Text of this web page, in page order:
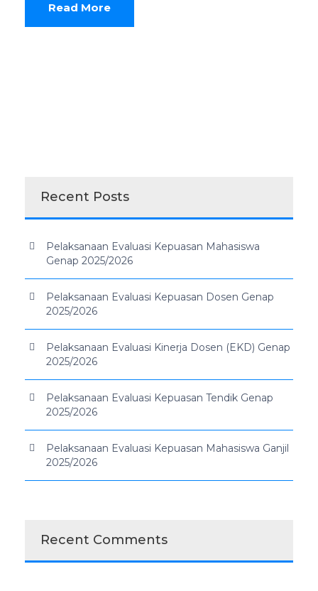
Read More
Recent Posts
Pelaksanaan Evaluasi Kepuasan Mahasiswa
Genap 2025/2026
Pelaksanaan Evaluasi Kepuasan Dosen Genap
2025/2026
Pelaksanaan Evaluasi Kinerja Dosen (EKD) Genap
2025/2026
Pelaksanaan Evaluasi Kepuasan Tendik Genap
2025/2026
Pelaksanaan Evaluasi Kepuasan Mahasiswa Ganjil
2025/2026
Recent Comments